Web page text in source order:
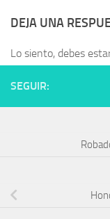
DEJA UNA
Lo siento, debes
SEGUIR: